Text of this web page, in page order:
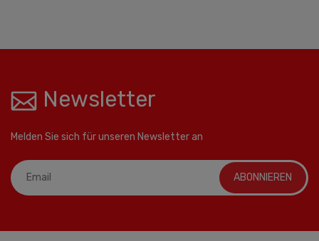
Newsletter
Melden Sie sich für unseren Newsletter an
ABONNIEREN